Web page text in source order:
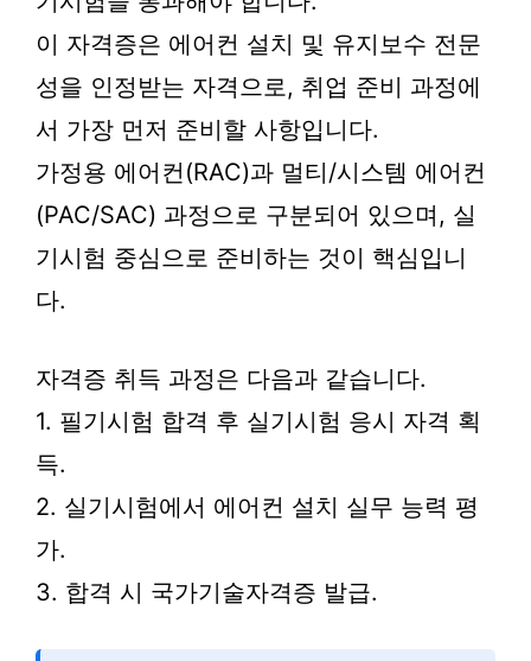
이 자격증은 에어컨 설치 및 유지보수 전문
성을 인정받는 자격으로, 취업 준비 과정에
서 가장 먼저 준비할 사항입니다.
가정용 에어컨(RAC)과 멀티/시스템 에어컨
(PAC/SAC) 과정으로 구분되어 있으며, 실
기시험 중심으로 준비하는 것이 핵심입니
다.
자격증 취득 과정은 다음과 같습니다.
1. 필기시험 합격 후 실기시험 응시 자격 획
득.
2. 실기시험에서 에어컨 설치 실무 능력 평
가.
3. 합격 시 국가기술자격증 발급.